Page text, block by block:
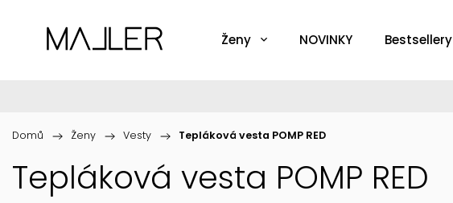
Ženy NOVINKY Bestsellery
Domů / Ženy / Vesty / Tepláková vesta POMP RED
Tepláková vesta POMP RED